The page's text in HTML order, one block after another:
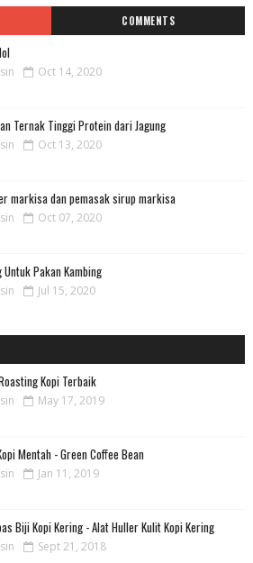
COMMENTS
Oct 14, 2020
Ternak Tinggi Protein dari Jagung
Oct 13, 2020
markisa dan pemasak sirup markisa
Oct 07, 2020
Untuk Pakan Kambing
Jul 15, 2020
Kopi Terbaik
May 17, 2019
Mentah - Green Coffee Bean
Jan 11, 2019
Biji Kopi Kering - Alat Huller Kulit Kopi Kering
Sept 21, 2018